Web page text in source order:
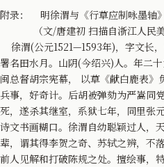
附录： 明徐渭与《行草应制咏墨轴
（文/唐建初 扫描自浙江人民美
徐渭(公元1521—1593年)，字文长
署名田水月。山阴(今绍兴)人。年二
闽总督胡宗宪幕， 以草《献白鹿表
兵事，好奇计。后胡被弹劾为严嵩同
死，遂杀其继室，系狱七年，同里张
诗文书画糊口。徐渭自幼聪颖过人，
辈，谓其得李贺之奇、苏轼之辨，不
前人见解和打破陈规之处。擅绘事，